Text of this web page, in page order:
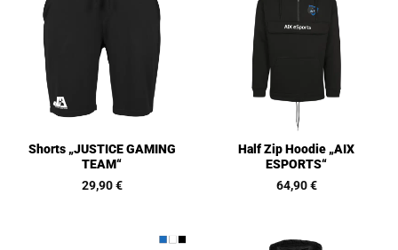
Shorts „JUSTICE GAMING
TEAM“
29,90€
Half Zip Hoodie „AIX
ESPORTS“
64,90€